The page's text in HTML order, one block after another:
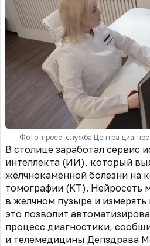
Фото: пресс-служба Центра
В столице заработал сервис
интеллекта (ИИ), который
желчнокаменной болезни на
томографии (КТ). Нейросеть
в желчном пузыре и измерять
это позволит
процесс диагностики,
и телемедицины Депздрава